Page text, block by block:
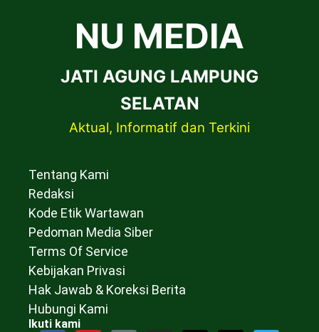
NU MEDIA
JATI AGUNG LAMPUNG
SELATAN
Aktual, Informatif dan Terkini
Tentang Kami
Redaksi
Kode Etik Wartawan
Pedoman Media Siber
Terms Of Service
Kebijakan Privasi
Hak Jawab & Koreksi Berita
Hubungi Kami
Ikuti kami